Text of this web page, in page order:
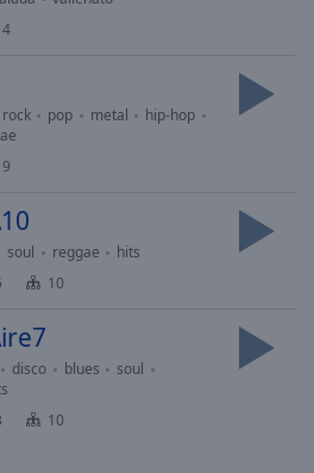
rock pop metal
hip-hop
soul reggae
hits
10
disco blues
soul
10